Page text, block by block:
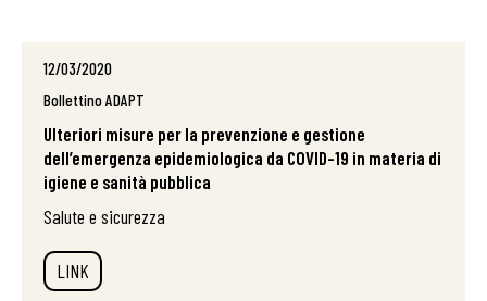
12/03/2020
Bollettino ADAPT
Ulteriori misure per la prevenzione e gestione
dell’emergenza epidemiologica da COVID-19 in materia di
igiene e sanità pubblica
Salute e sicurezza
LINK